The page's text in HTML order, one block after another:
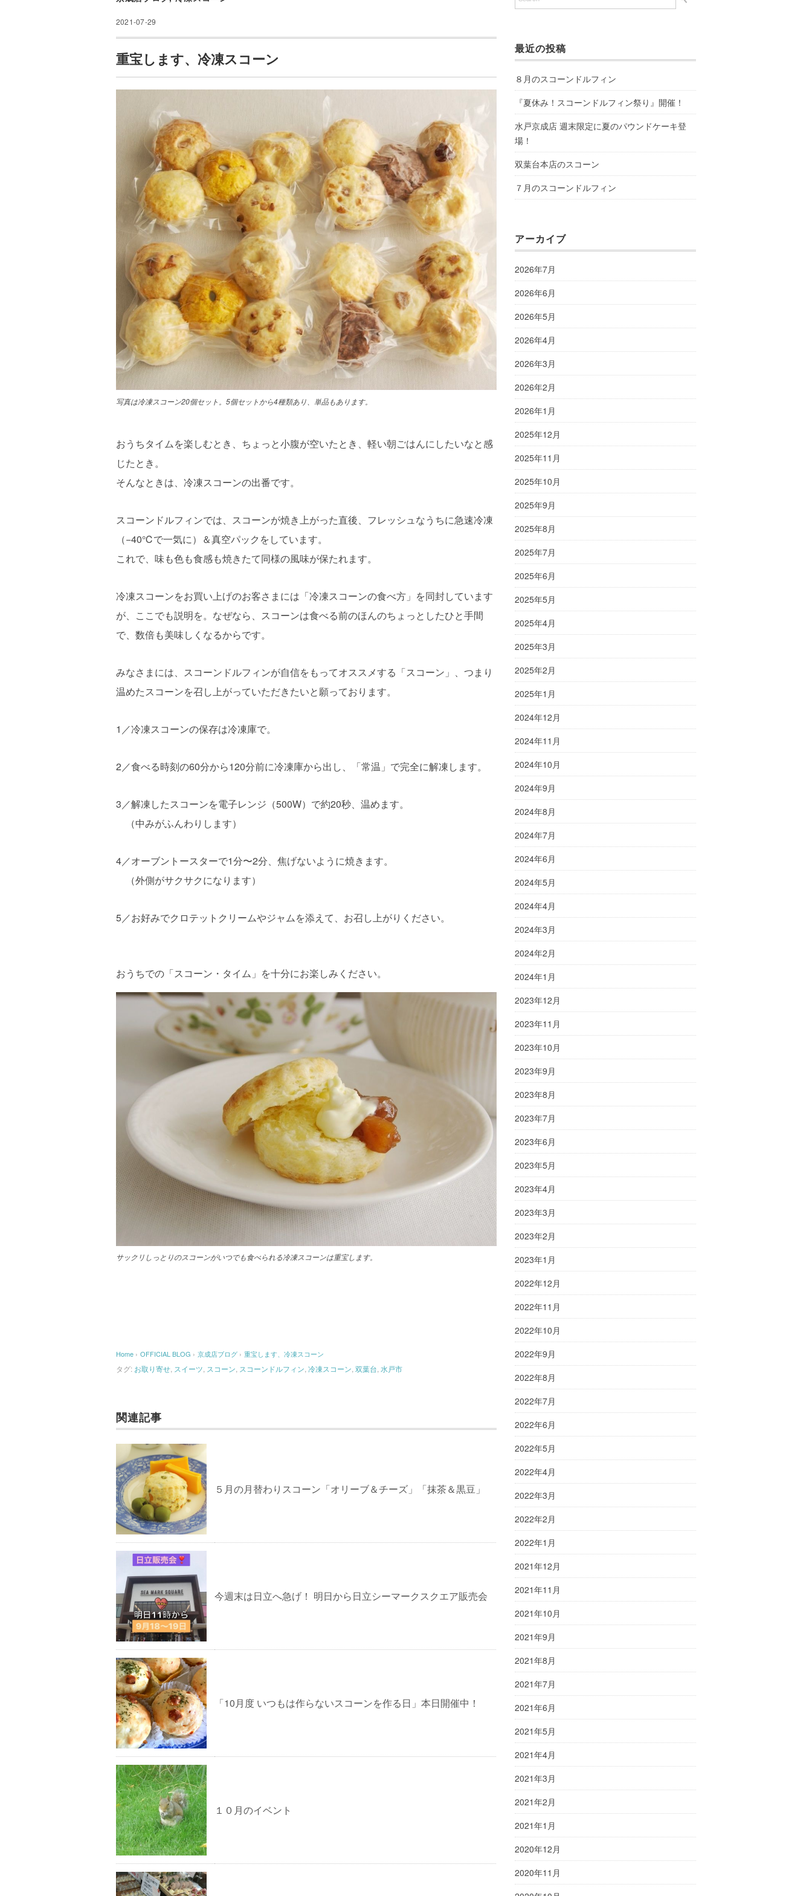
2021-07-29
重宝します、冷凍スコーン
写真は冷凍スコーン20個セット。5個セットから4種類あり、 単品もあります。
おうちタイムを楽しむとき、ちょっと小腹が空いたとき、軽い朝ごはんにしたいなと感
じたとき。
そんなときは、冷凍スコーンの出番です。
スコーンドルフィンでは、スコーンが焼き上がった直後、フレッシュなうちに急速冷凍
（−40℃で一気に）＆真空パックをしています。
これで、味も色も食感も焼きたて同様の風味が保たれます。
冷凍スコーンをお買い上げのお客さまには「冷凍スコーンの食べ方」を同封しています
が、ここでも説明を。なぜなら、スコーンは食べる前のほんのちょっとしたひと手間
で、数倍も美味しくなるからです。
みなさまには、スコーンドルフィンが自信をもってオススメする「スコーン」、つまり
温めたスコーンを召し上がっていただきたいと願っております。
1／冷凍スコーンの保存は冷凍庫で。
2／食べる時刻の60分から120分前に冷凍庫から出し、「常温」で完全に解凍します。
3／解凍したスコーンを電子レンジ（500W）で約20秒、温めます。
（中みがふんわりします）
4／オーブントースターで1分〜2分、焦げないように焼きます。
（外側がサクサクになります）
5／お好みでクロテットクリームやジャムを添えて、お召し上がりください。
おうちでの「スコーン・タイム」を十分にお楽しみください。
サックリしっとりのスコーンがいつでも食べられる冷凍スコーンは重宝します。
Home › OFFICIAL BLOG › 京成店ブログ › 重宝します、冷凍スコーン
タグ: お取り寄せ スイーツ スコーン スコーンドルフィン 冷凍スコーン 双葉台 水戸市
関連記事
５月の月替わりスコーン「オリーブ＆チーズ」「抹茶＆黒豆」
今週末は日立へ急げ！ 明日から日立シーマークスクエア販売会
「10月度 いつもは作らないスコーンを作る日」本日開催中！
１０月のイベント
最近の投稿
８月のスコーンドルフィン
『夏休み！スコーンドルフィン祭り』開催！
水戸京成店 週末限定に夏のパウンドケーキ登
場！
双葉台本店のスコーン
７月のスコーンドルフィン
アーカイブ
2026年7月
2026年6月
2026年5月
2026年4月
2026年3月
2026年2月
2026年1月
2025年12月
2025年11月
2025年10月
2025年9月
2025年8月
2025年7月
2025年6月
2025年5月
2025年4月
2025年3月
2025年2月
2025年1月
2024年12月
2024年11月
2024年10月
2024年9月
2024年8月
2024年7月
2024年6月
2024年5月
2024年4月
2024年3月
2024年2月
2024年1月
2023年12月
2023年11月
2023年10月
2023年9月
2023年8月
2023年7月
2023年6月
2023年5月
2023年4月
2023年3月
2023年2月
2023年1月
2022年12月
2022年11月
2022年10月
2022年9月
2022年8月
2022年7月
2022年6月
2022年5月
2022年4月
2022年3月
2022年2月
2022年1月
2021年12月
2021年11月
2021年10月
2021年9月
2021年8月
2021年7月
2021年6月
2021年5月
2021年4月
2021年3月
2021年2月
2021年1月
2020年12月
2020年11月